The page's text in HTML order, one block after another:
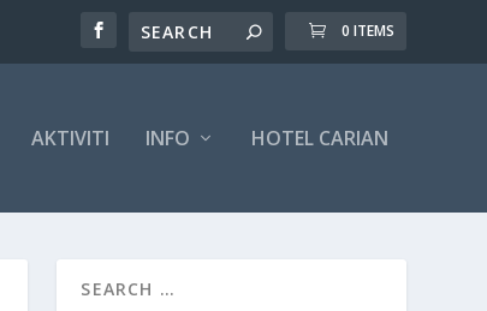
0 ITEMS
AKTIVITI INFO HOTEL CARIAN